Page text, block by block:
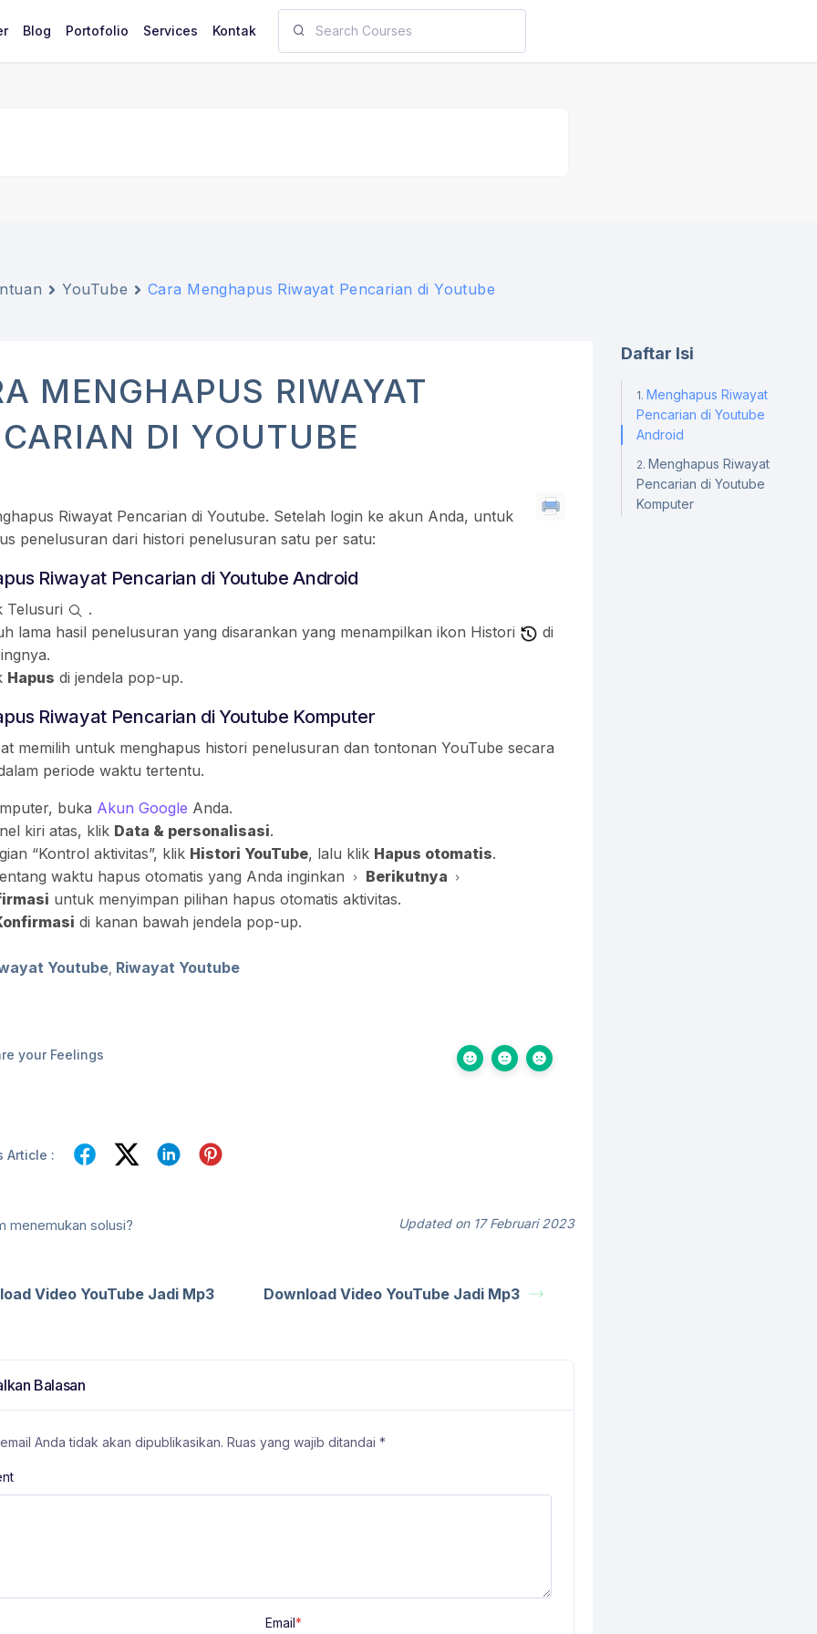
Blog Portofolio Services Kontak
YouTube Cara Menghapus Riwayat Pencarian di Youtube
MENGHAPUS RIWAYAT
DI YOUTUBE
Riwayat Pencarian di Youtube. Setelah login ke akun Anda, untuk
penelusuran dari histori penelusuran satu per satu:
Riwayat Pencarian di Youtube Android
Telusuri
.
lama hasil penelusuran yang disarankan yang menampilkan ikon Histori
di
Hapus di jendela pop-up.
Riwayat Pencarian di Youtube Komputer
memilih untuk menghapus histori penelusuran dan tontonan YouTube secara
periode waktu tertentu.
buka Akun Google Anda.
kiri atas, klik Data & personalisasi.
“Kontrol aktivitas”, klik Histori YouTube, lalu klik Hapus otomatis.
waktu hapus otomatis yang Anda inginkan
Berikutnya
untuk menyimpan pilihan hapus otomatis aktivitas.
di kanan bawah jendela pop-up.
Youtube, Riwayat Youtube
your Feelings
Article :
menemukan solusi? Updated on 17 Februari 2023
Video YouTube Jadi Mp3 Download Video YouTube Jadi Mp3
Balasan
Anda tidak akan dipublikasikan. Ruas yang wajib ditandai *
Email*
Daftar Isi
Menghapus Riwayat
Pencarian di Youtube
Android
Menghapus Riwayat
Pencarian di Youtube
Komputer